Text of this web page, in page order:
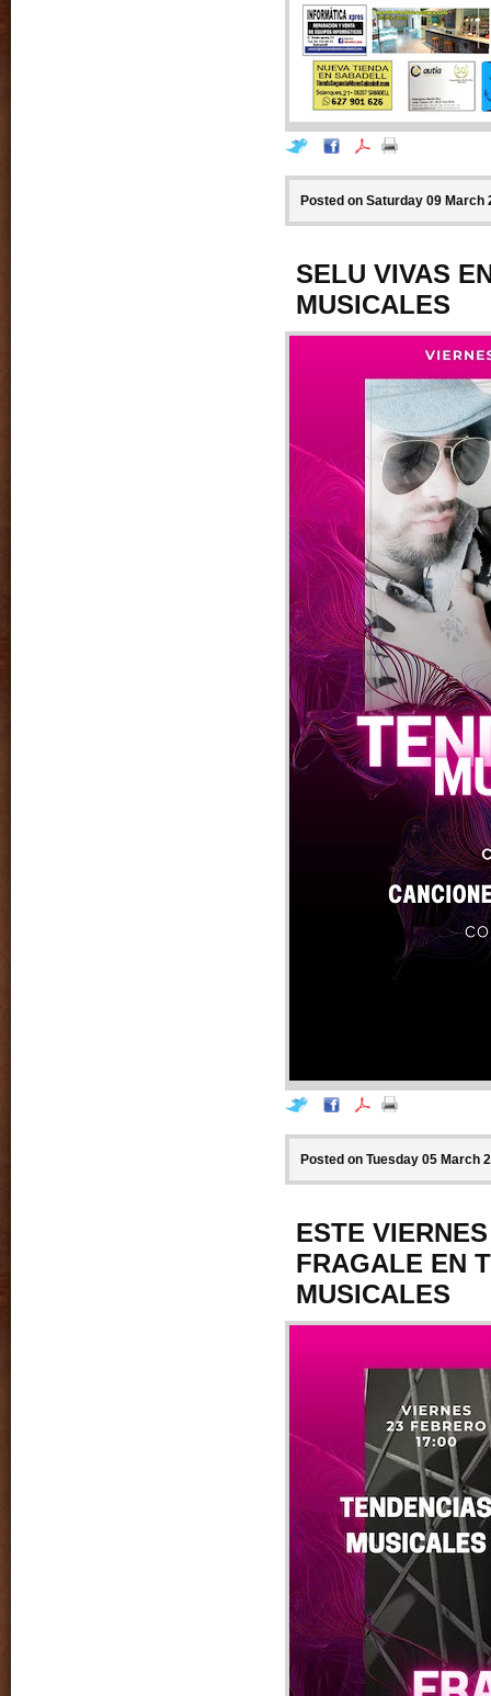
Posted on Saturday 09 March
SELU VIVAS
MUSICALES
Posted on Tuesday 05 March
ESTE
FRAGALE EN
MUSICALES